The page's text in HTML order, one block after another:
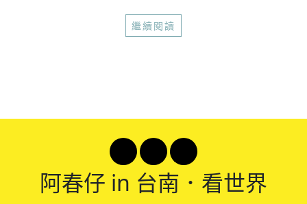
繼續閱讀
阿春仔 in 台南．看世界